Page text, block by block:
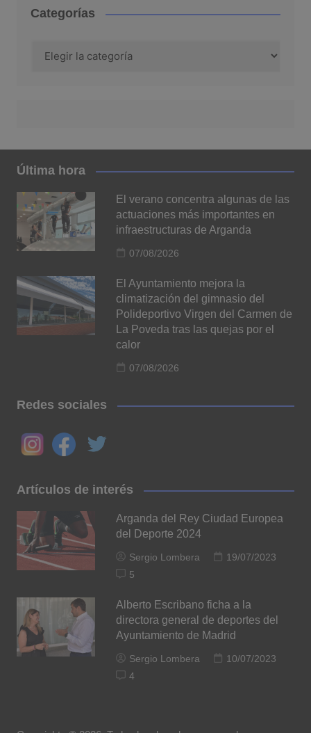
Categorías
Última hora
El verano concentra algunas de las
actuaciones más importantes en
infraestructuras de Arganda
07/08/2026
El Ayuntamiento mejora la
climatización del gimnasio del
Polideportivo Virgen del Carmen de
La Poveda tras las quejas por el
calor
07/08/2026
Redes sociales
Artículos de interés
Arganda del Rey Ciudad Europea
del Deporte 2024
Sergio Lombera
19/07/2023
5
Alberto Escribano ficha a la
directora general de deportes del
Ayuntamiento de Madrid
Sergio Lombera
10/07/2023
4